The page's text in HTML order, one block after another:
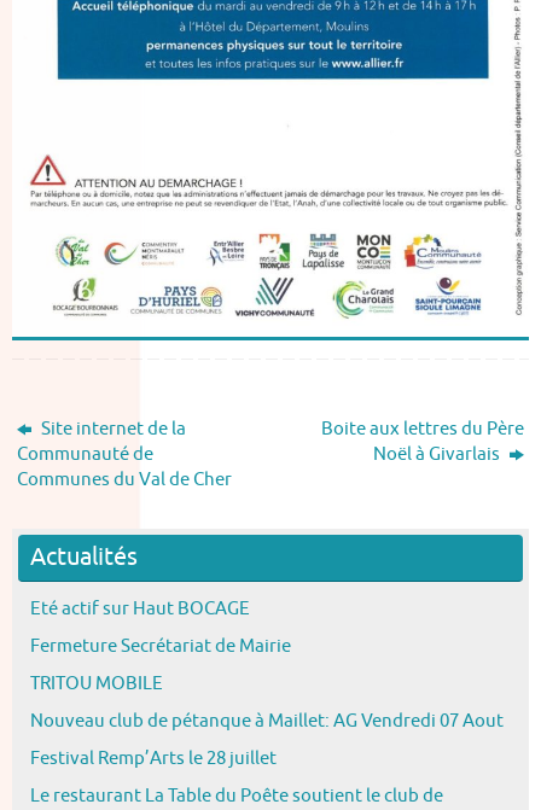
Site internet de la
Communauté de
Communes du Val de Cher
Boite aux lettres du Père
Noël à Givarlais
Actualités
Eté actif sur Haut BOCAGE
Fermeture Secrétariat de Mairie
TRITOU MOBILE
Nouveau club de pétanque à Maillet: AG Vendredi 07 Aout
Festival Remp’Arts le 28 juillet
Le restaurant La Table du Poête soutient le club de